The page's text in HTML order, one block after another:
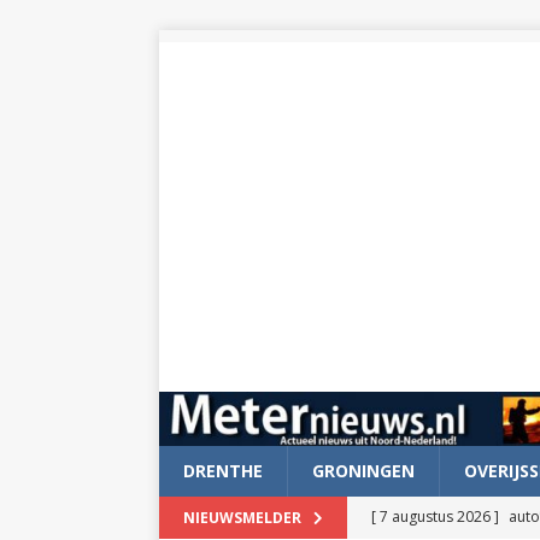
DRENTHE GRONINGEN
NIEUWSMELDER [ 7 augustus 2026 ]